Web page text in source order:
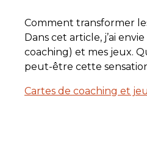
Comment transformer
Dans cet article, j’ai
coaching) et mes jeux.
peut-être cette
Cartes de coaching et